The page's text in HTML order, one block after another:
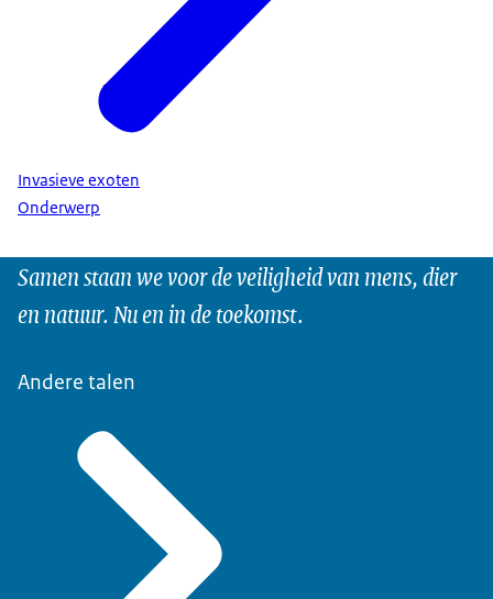
Invasieve exoten
Onderwerp
Samen staan we voor de veiligheid van mens, dier
en natuur. Nu en in de toekomst.
Andere talen